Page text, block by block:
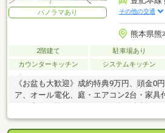
パノラマあり その他の交通
熊本県熊
2階建て 駐車場あり
カウンターキッチン
システムキッチン
《お盆も大歓迎》成約特典9万円、頭金0
ア、オール電化、庭・エアコン2台・家具
せください♪